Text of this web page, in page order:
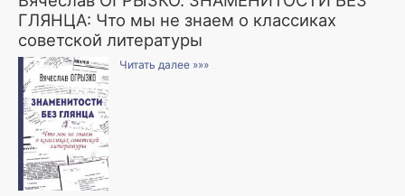
ГЛЯНЦА: Что мы не знаем о классиках
советской литературы
Читать далее »»»